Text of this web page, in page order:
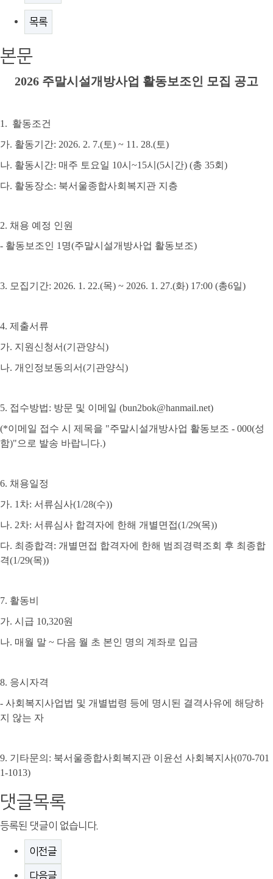
목록
본문
2026 주말시설개방사업 활동보조인 모집 공고
1. 활동조건
가. 활동기간: 2026. 2. 7.(토) ~ 11. 28.(토)
나. 활동시간: 매주 토요일 10시 ~15시 (5시간) (총 35회 )
다. 활동장소: 북서울종합사회복지관 지층
2. 채용 예정 인원
- 활동보조인 1 명(주말시설개방사업 활동보조)
3. 모집기간: 2026. 1. 22.(목) ~ 2026. 1. 27.(화) 17:00 (총6일)
4. 제출서류
가. 지원신청서(기관양식)
나. 개인정보동의서(기관양식)
5. 접수방법: 방문 및 이메일 (bun2bok@hanmail.net)
(*이메일 접수 시 제목을 "주말시설개방사업 활동보조 - 000(성
함)"으로 발송 바랍니다.)
6. 채용일정
가. 1 차: 서류심사(1/28(수))
나. 2차: 서류심사 합격자에 한해 개별면접(1/29(목))
다. 최종합격: 개별면접 합격자에 한해 범죄경력조회 후 최종합
격(1/29(목))
7. 활동비
가. 시급 10,320원
나. 매월 말 ~ 다음 월 초 본인 명의 계좌로 입금
8. 응시자격
- 사회복지사업법 및 개별법령 등에 명시된 결격사유에 해당하
지 않는 자
9. 기타문의 : 북서울종합사회복지관 이윤선 사회복지사(070-701
1-1013)
댓글목록
등록된 댓글이 없습니다.
이전글
다음글